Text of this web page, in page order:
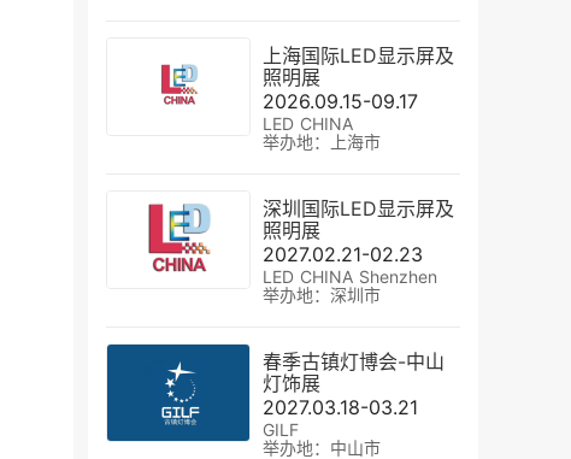
上海国际LED显示屏及
照明展
2026.09.15-09.17
LED CHINA
举办地：上海市
深圳国际LED显示屏及
照明展
2027.02.21-02.23
LED CHINA Shenzhen
举办地：深圳市
春季古镇灯博会-中山
灯饰展
2027.03.18-03.21
GILF
举办地：中山市